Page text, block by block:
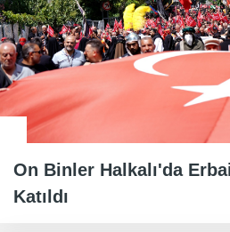
On Binler Halkalı'da
Katıldı